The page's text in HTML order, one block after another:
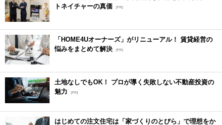
トネイチャーの真価 [PR]
「HOME4Uオーナーズ」がリニューアル！ 賃貸経営の
悩みをまとめて解決 [PR]
土地なしでもOK！ プロが導く失敗しない不動産投資の
魅力
[PR]
はじめての注文住宅は「家づくりのとびら」で理想をか